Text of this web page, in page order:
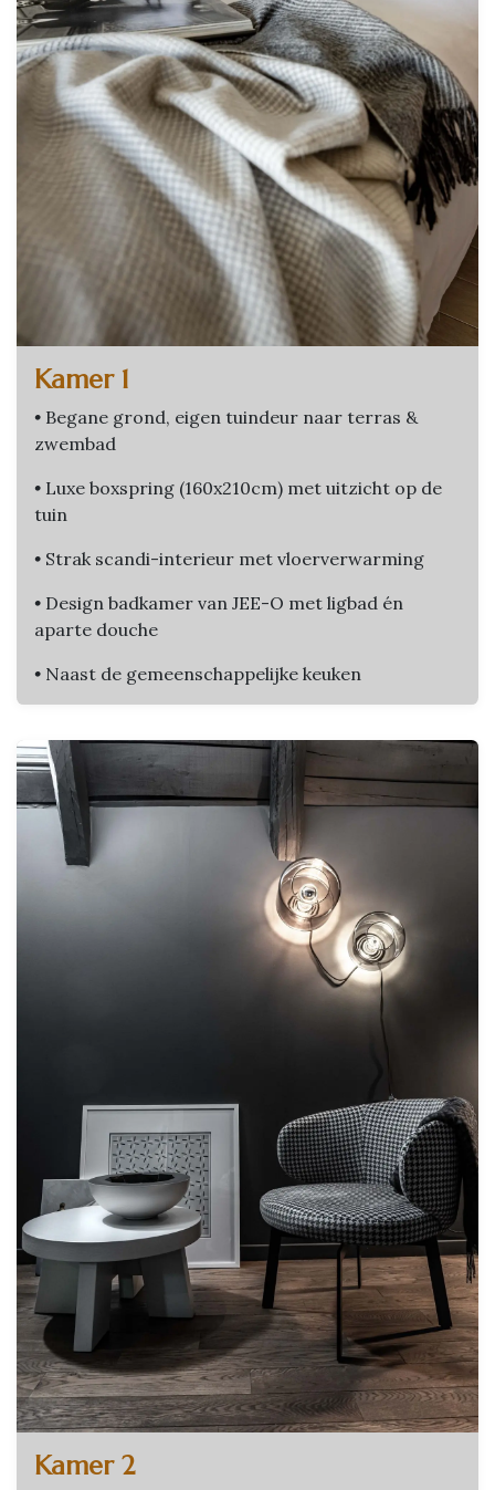
Kamer 1
• Begane grond, eigen tuindeur naar terras &
zwembad
• Luxe boxspring (160x210cm) met uitzicht op de
tuin
• Strak scandi-interieur met vloerverwarming
• Design badkamer van JEE-O met ligbad én
aparte douche
• Naast de gemeenschappelijke keuken
Kamer 2